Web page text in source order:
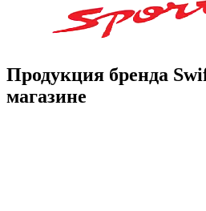
Продукция бренда
магазине